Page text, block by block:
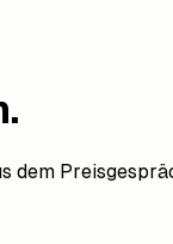
dem